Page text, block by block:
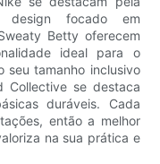
focado em
Betty oferecem
ideal para o
seu tamanho inclusivo
Collective se destaca
duráveis. Cada
então a melhor
na sua prática e